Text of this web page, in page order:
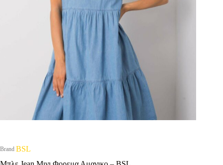
Brand BSL